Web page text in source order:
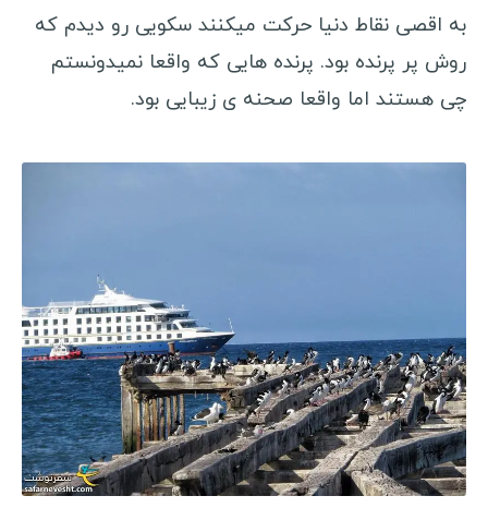
به اقصی نقاط دنیا حرکت میکنند سکویی رو دیدم که
روش پر پرنده بود. پرنده هایی که واقعا نمیدونستم
چی هستند اما واقعا صحنه ی زیبایی بود.